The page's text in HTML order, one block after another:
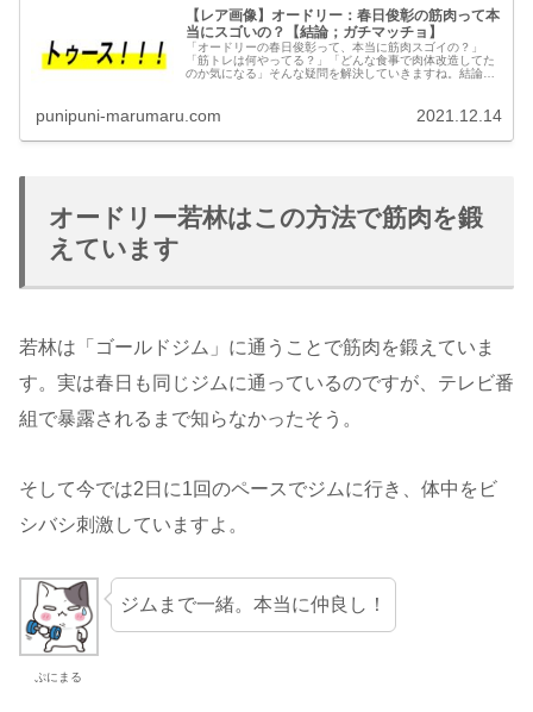
【レア画像】オードリー：春日俊彰の筋肉って本
当にスゴいの？【結論；ガチマッチョ】
「オードリーの春日俊彰って、本当に筋肉スゴイの？」
「筋トレは何やってる？」「どんな食事で肉体改造してた
のか気になる」そんな疑問を解決していきますね。結論か
punipuni-marumaru.com 2021.12.14
オードリー若林はこの方法で筋肉を鍛
えています
若林は「ゴールドジム」に通うことで筋肉を鍛えていま
す。実は春日も同じジムに通っているのですが、テレビ番
組で暴露されるまで知らなかったそう。
そして今では2日に1回のペースでジムに行き、体中をビ
シバシ刺激していますよ。
ぷにまる
ジムまで一緒。本当に仲良し！